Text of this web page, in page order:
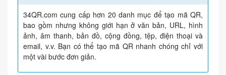
34QR.com cung cấp hơn 20 danh mục để tạo mã QR,
bao gồm nhưng không giới hạn ở văn bản, URL, hình
ảnh, âm thanh, bản đồ, cộng đồng, tệp, điện thoại và
email, v.v. Bạn có thể tạo mã QR nhanh chóng chỉ với
một vài bước đơn giản.